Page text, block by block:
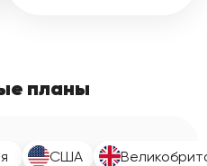
планы
США